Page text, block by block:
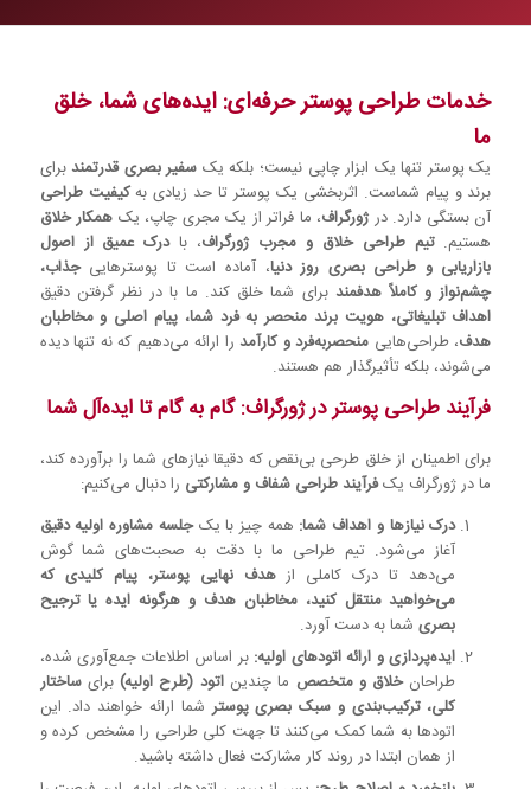
خدمات طراحی پوستر حرفه‌ای: ایده‌های شما، خلق
ما
یک پوستر تنها یک ابزار چاپی نیست؛ بلکه یک سفیر بصری قدرتمند برای
برند و پیام شماست. اثربخشی یک پوستر تا حد زیادی بهکیفیت طراحی
آن بستگی دارد. در ژورگراف، ما فراتر از یک مجری چاپ، یک همکار خلاق
هستیم.تیم طراحی خلاق و مجرب ژورگراف، بادرک عمیق از اصول
بازاریابی و طراحی بصری روز دنیا، آماده است تا پوسترهاییجذاب،
چشم‌نواز و کاملاً هدفمند برای شما خلق کند. ما با در نظر گرفتن دقیق
اهداف تبلیغاتی، هویت برند منحصر به فرد شما، پیام اصلی و مخاطبان
هدف، طراحی‌هایی منحصربه‌فرد و کارآمد را ارائه می‌دهیم که نه تنها دیده
می‌شوند، بلکه تأثیرگذار هم هستند.
فرآیند طراحی پوستر در ژورگراف: گام به گام تا ایده‌آل شما
برای اطمینان از خلق طرحی بی‌نقص که دقیقا نیازهای شما را برآورده کند،
ما در ژورگراف یکفرآیند طراحی شفاف و مشارکتی را دنبال می‌کنیم:
درک نیازها و اهداف شما: همه چیز با یکجلسه مشاوره اولیه دقیق
آغاز می‌شود. تیم طراحی ما با دقت به صحبت‌های شما گوش
می‌دهد تا درک کاملی ازهدف نهایی پوستر، پیام کلیدی که
می‌خواهید منتقل کنید، مخاطبان هدف و هرگونه ایده یا ترجیح
بصریشما به دست آورد.
ایده‌پردازی و ارائه اتودهای اولیه: بر اساس اطلاعات جمع‌آوری شده،
طراحانخلاق و متخصص ما چندیناتود (طرح اولیه)برایساختار
کلی، ترکیب‌بندی و سبک بصری پوسترشما ارائه خواهند داد. این
اتودها به شما کمک می‌کنند تا جهت کلی طراحی را مشخص کرده و
از همان ابتدا در روند کار مشارکت فعال داشته باشید.